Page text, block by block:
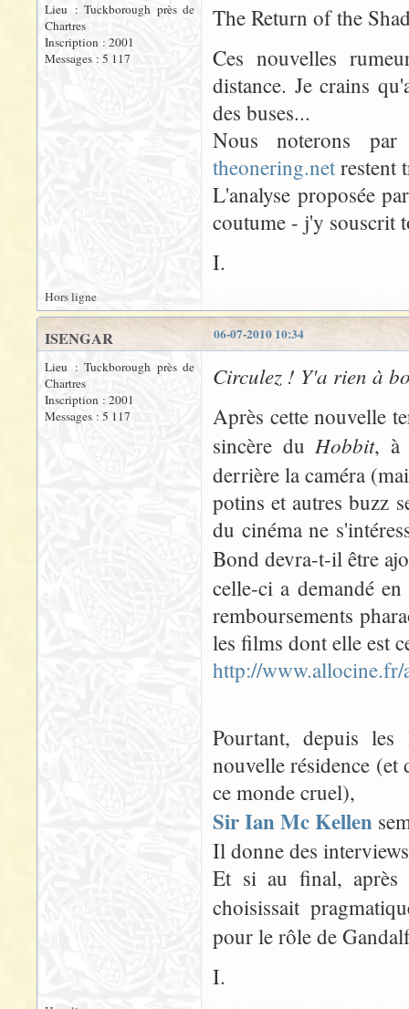
Lieu : Tuckborough près de
Chartres
Inscription : 2001
Messages : 5 117
The Return of the
Ces nouvelles
distance. Je crains
des buses...
Nous noterons par
theonering.netrestent
L'analyse proposée
coutume - j'y souscrit
I.
Hors ligne
06-07-2010 10:34
ISENGAR
Lieu : Tuckborough près de
Chartres
Inscription : 2001
Messages : 5 117
Circulez ! Y'a rien à
Après cette nouvelle
sincère duHobbit, à
derrière la caméra
potins et autres buzz
du cinéma ne
Bond devra-t-il être
celle-ci a demandé
remboursements
les films dont elle est
http://
Pourtant, depuis
nouvelle résidence
ce monde cruel),
Sir Ian Mc Kellen
Il donne des
Et si au final, après
choisissait
pour le rôle de
I.